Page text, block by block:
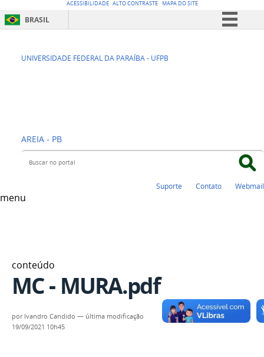
ACESSIBILIDADE ALTO CONTRASTE MAPA DO SITE
BRASIL
Comunica BR
UNIVERSIDADE FEDERAL DA PARAÍBA - UFPB
CCA - CENTRO DE
AREIA - PB
Buscar no portal
Suporte Contato Webmail
menu
conteúdo
MC - MURA.pdf
por Ivandro Candido — última modificação
19/09/2021 10h45